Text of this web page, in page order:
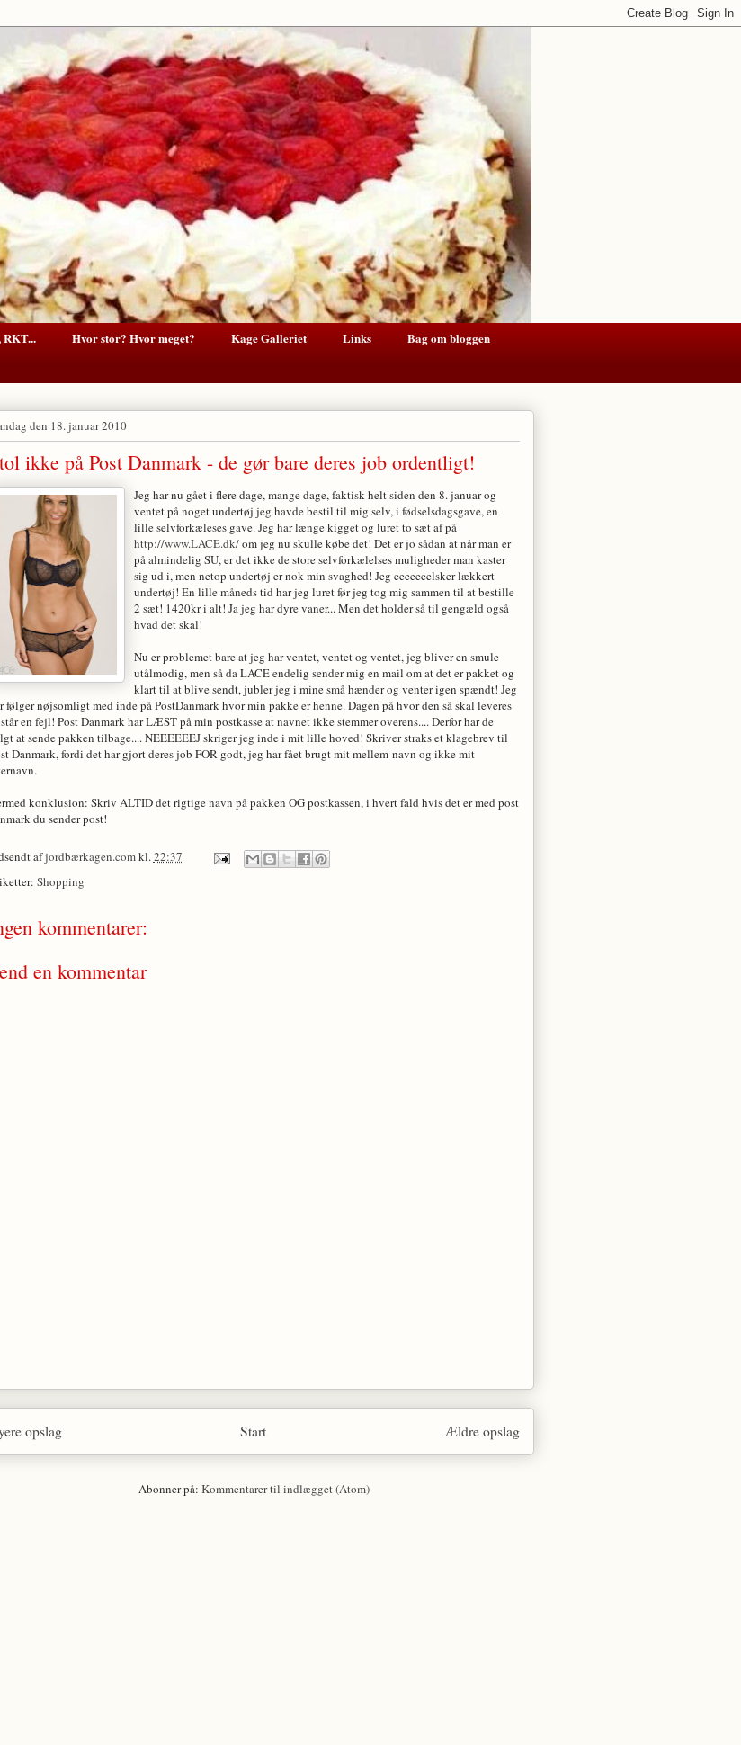
RKT... Hvor stor? Hvor meget? Kage Galleriet Links
Bag om bloggen
den 18. januar 2010
ikke på Post Danmark - de gør bare deres job ordentligt!
Jeg har nu gået i flere dage, mange dage, faktisk helt siden den 8. januar og
ventet på noget undertøj jeg havde bestil til mig selv, i fødselsdagsgave, en
lille selvforkæleses gave. Jeg har længe kigget og luret to sæt af på
http://www.LACE.dk/om jeg nu skulle købe det! Det er jo sådan at når man er
på almindelig SU, er det ikke de store selvforkælelses muligheder man kaster
sig ud i, men netop undertøj er nok min svaghed! Jeg eeeeeeelsker lækkert
undertøj! En lille måneds tid har jeg luret før jeg tog mig sammen til at bestille
2 sæt! 1420kr i alt! Ja jeg har dyre vaner... Men det holder så til gengæld også
hvad det skal!
Nu er problemet bare at jeg har ventet, ventet og ventet, jeg bliver en smule
utålmodig, men så da LACE endelig sender mig en mail om at det er pakket og
klart til at blive sendt, jubler jeg i mine små hænder og venter igen spændt! Jeg
følger nøjsomligt med inde på PostDanmark hvor min pakke er henne. Dagen på hvor den så skal leveres
en fejl! Post Danmark har LÆST på min postkasse at navnet ikke stemmer overens.... Derfor har de
at sende pakken tilbage.... NEEEEEEJ skriger jeg inde i mit lille hoved! Skriver straks et klagebrev til
Danmark, fordi det har gjort deres job FOR godt, jeg har fået brugt mit mellem-navn og ikke mit
konklusion: Skriv ALTID det rigtige navn på pakken OG postkassen, i hvert fald hvis det er med post
du sender post!
afjordbærkagen.comkl.22:37
Shopping
kommentarer:
en kommentar
opslag Ældre opslag
Start
Abonner på: Kommentarer til indlægget (Atom)